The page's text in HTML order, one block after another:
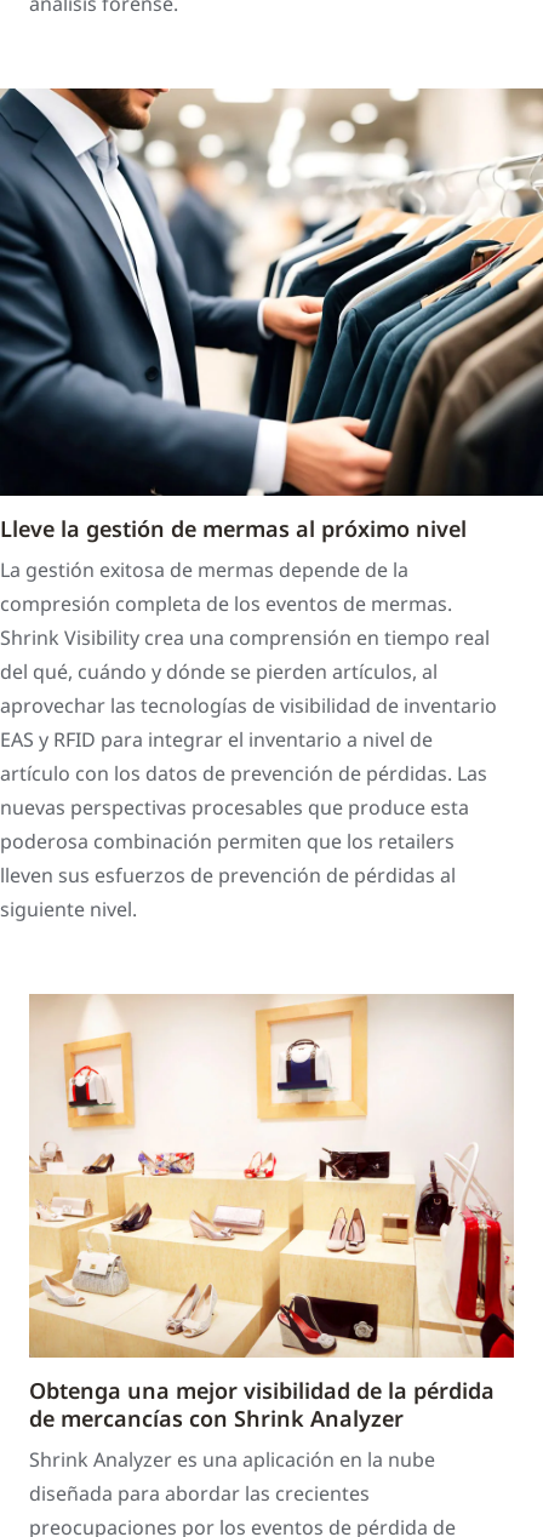
Lleve la gestión de mermas al próximo nivel
La gestión exitosa de mermas depende de la
compresión completa de los eventos de mermas.
Shrink Visibility crea una comprensión en tiempo real
del qué, cuándo y dónde se pierden artículos, al
aprovechar las tecnologías de visibilidad de inventario
EAS y RFID para integrar el inventario a nivel de
artículo con los datos de prevención de pérdidas. Las
nuevas perspectivas procesables que produce esta
poderosa combinación permiten que los retailers
lleven sus esfuerzos de prevención de pérdidas al
siguiente nivel.
Obtenga una mejor visibilidad de la pérdida
de mercancías con Shrink Analyzer
Shrink Analyzer es una aplicación en la nube
diseñada para abordar las crecientes
preocupaciones por los eventos de pérdida de